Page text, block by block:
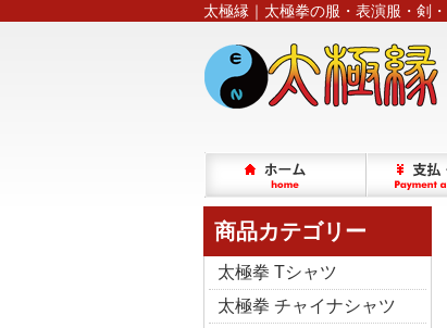
太極縁｜太極拳の服・表演服・剣
商品カテゴリー
太極拳 Tシャツ
太極拳 チャイナシャツ